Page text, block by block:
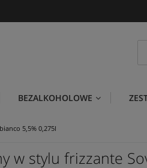
BEZALKOHOLOWE
5,5% 0,275l
w stylu frizzante